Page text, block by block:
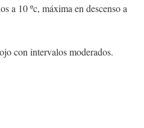
a 10 ºc, máxima en descenso a
con intervalos moderados.